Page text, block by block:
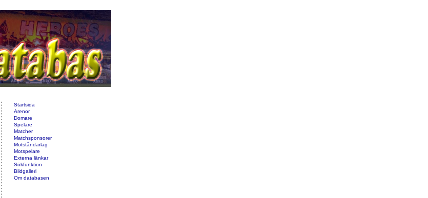
Startsida
Arenor
Domare
Spelare
Matcher
Matchsponsorer
Motståndarlag
Motspelare
Externa länkar
Sökfunktion
Bildgalleri
Om databasen